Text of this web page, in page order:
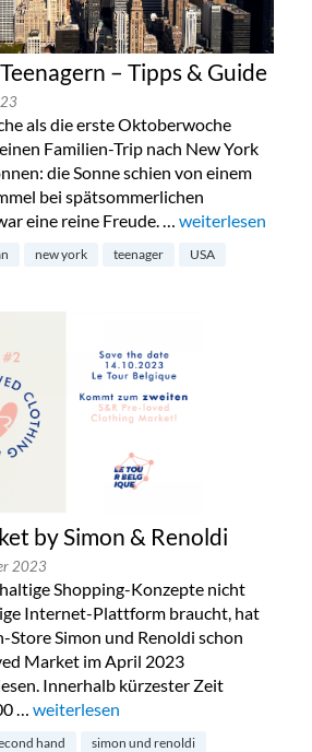
– Tipps & Guide
als die erste Oktoberwoche
Familien-Trip nach New York
die Sonne schien von einem
bei spätsommerlichen
eine reine Freude. … „New York mit
weiterlesen
new york teenager USA
by Simon & Renoldi
2023
Shopping-Konzepte nicht
Internet-Plattform braucht, hat
Store Simon und Renoldi schon
Market im April 2023
Innerhalb kürzester Zeit
… „Preloved Market by Simon &
weiterlesen
hand
simon und renoldi